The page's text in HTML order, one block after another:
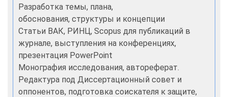
Разработка темы, плана,
обоснования, структуры и концепции
Статьи ВАК, РИНЦ, Scopus для публикаций в
журнале, выступления на конференциях,
презентация PowerPoint
Монография исследования, автореферат.
Редактура под Диссертационный совет и
оппонентов, подготовка соискателя к защите,